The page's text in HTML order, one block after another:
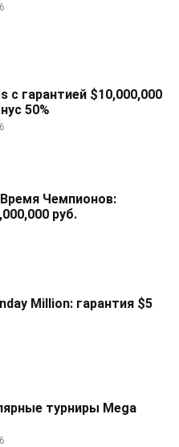
с гарантией $10,000,000
50%
Время Чемпионов:
руб.
Million: гарантия $5
турниры Mega